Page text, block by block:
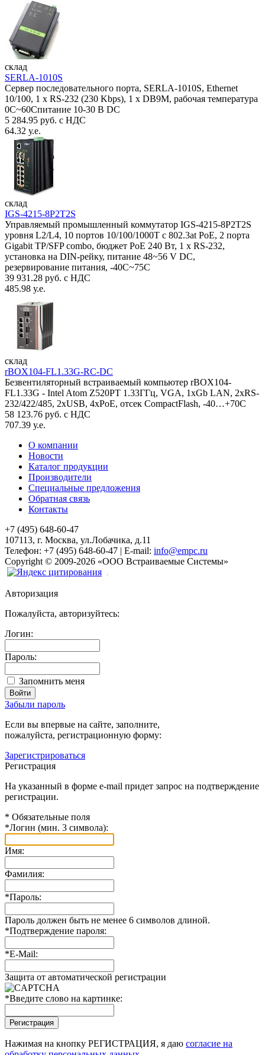
склад
SERLA-1010S
Сервер последовательного порта, SERLA-1010S, Ethernet
10/100, 1 x RS-232 (230 Kbps), 1 x DB9M, рабочая температура
0C~60Спитание 10-30 В DC
5 284.95 руб. с НДС
64.32 у.е.
склад
IGS-4215-8P2T2S
Управляемый промышленный коммутатор IGS-4215-8P2T2S
уровня L2/L4, 10 портов 10/100/1000T с 802.3at PoE, 2 порта
Gigabit TP/SFP combo, бюджет PoE 240 Вт, 1 x RS-232,
установка на DIN-рейку, питание 48~56 V DC,
резервирование питания, -40С~75C
39 931.28 руб. с НДС
485.98 у.е.
склад
rBOX104-FL1.33G-RC-DC
Безвентиляторный встраиваемый компьютер rBOX104-
FL1.33G - Intel Atom Z520PT 1.33ГГц, VGA, 1xGb LAN, 2xRS-
232/422/485, 2xUSB, 4xPoE, отсек CompactFlash, -40…+70C
58 123.76 руб. с НДС
707.39 у.е.
О компании
Новости
Каталог продукции
Производители
Специальные предложения
Обратная связь
Контакты
+7 (495) 648-60-47
107113, г. Москва, ул.Лобачика, д.11
Телефон: +7 (495) 648-60-47 | E-mail: info@empc.ru
Copyright © 2009-2026 «ООО Встраиваемые Системы»
Авторизация
Пожалуйста, авторизуйтесь:
Логин:
Пароль:
Запомнить меня
Забыли пароль
Если вы впервые на сайте, заполните,
пожалуйста, регистрационную форму:
Зарегистрироваться
Регистрация
На указанный в форме e-mail придет запрос на подтверждение
регистрации.
* Обязательные поля
*Логин (мин. 3 символа):
Имя:
Фамилия:
*Пароль:
Пароль должен быть не менее 6 символов длиной.
*Подтверждение пароля:
*E-Mail:
Защита от автоматической регистрации
*Введите слово на картинке:
Нажимая на кнопку РЕГИСТРАЦИЯ, я даю согласие на